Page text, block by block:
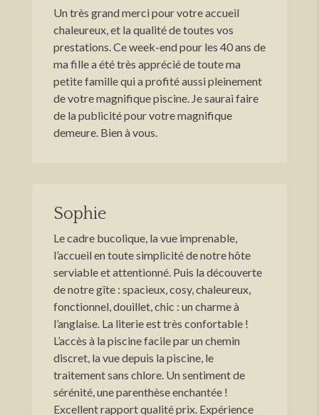
Un très grand merci pour votre accueil
chaleureux, et la qualité de toutes vos
prestations. Ce week-end pour les 40 ans de
ma fille a été très apprécié de toute ma
petite famille qui a profité aussi pleinement
de votre magnifique piscine. Je saurai faire
de la publicité pour votre magnifique
demeure. Bien à vous.
Sophie
Le cadre bucolique, la vue imprenable,
l’accueil en toute simplicité de notre hôte
serviable et attentionné. Puis la découverte
de notre gîte : spacieux, cosy, chaleureux,
fonctionnel, douillet, chic : un charme à
l’anglaise. La literie est très confortable !
L’accès à la piscine facile par un chemin
discret, la vue depuis la piscine, le
traitement sans chlore. Un sentiment de
sérénité, une parenthèse enchantée !
Excellent rapport qualité prix. Expérience